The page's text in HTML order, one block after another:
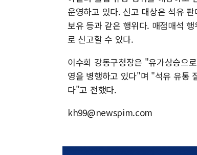
운영하고 있다. 신고 대상은 석유
보유 등과 같은 행위다. 매점매석
로 신고할 수 있다.
이수희 강동구청장은 "유가상승으
영을 병행하고 있다"며 "석유 유통
다"고 전했다.
kh99@newspim.com